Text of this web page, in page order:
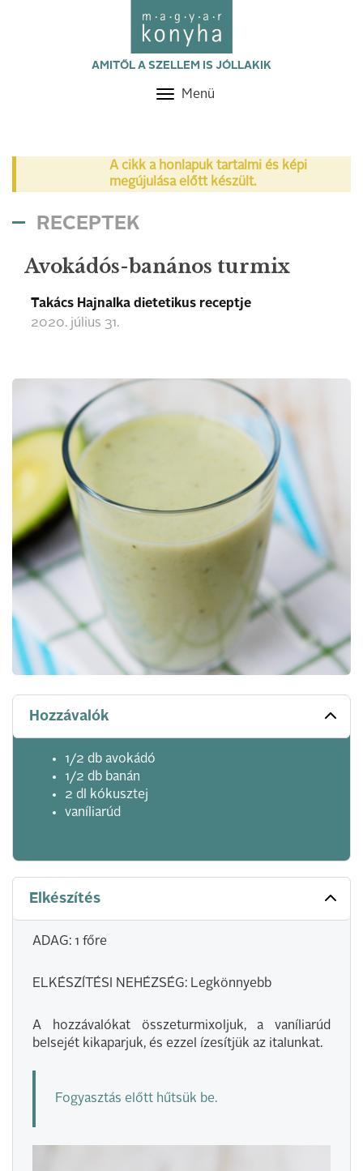
AMITŐL A SZELLEM IS JÓLLAKIK
Toggle
Menü
A cikk a honlapuk tartalmi és képi
megújulása előtt készült.
RECEPTEK
Avokádós-banános turmix
Takács Hajnalka dietetikus receptje
2020. július 31.
Hozzávalók
1/2 db avokádó
1/2 db banán
2 dl kókusztej
vaníliarúd
Elkészítés
ADAG: 1 főre
ELKÉSZÍTÉSI NEHÉZSÉG: Legkönnyebb
A hozzávalókat összeturmixoljuk, a vaníliarúd
belsejét kikaparjuk, és ezzel ízesítjük az italunkat.
Fogyasztás előtt hűtsük be.